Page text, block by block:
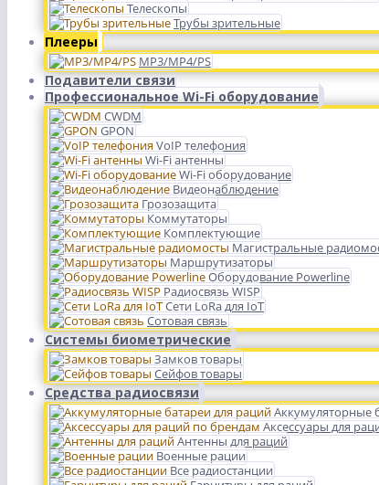
Телескопы
Трубы зрительные
Плееры
MP3/MP4/PS
Подавители связи
Профессиональное Wi-Fi оборудование
CWDM
GPON
VoIP телефония
Wi-Fi антенны
Wi-Fi оборудование
Видеонаблюдение
Грозозащита
Коммутаторы
Комплектующие
Магистральные
Маршрутизаторы
Оборудование Powerline
Радиосвязь WISP
Сети LoRa для IoT
Сотовая связь
Системы биометрические
Замков товары
Сейфов товары
Средства радиосвязи
Аккумуляторные
Аксессуары для
Антенны для раций
Военные рации
Все радиостанции